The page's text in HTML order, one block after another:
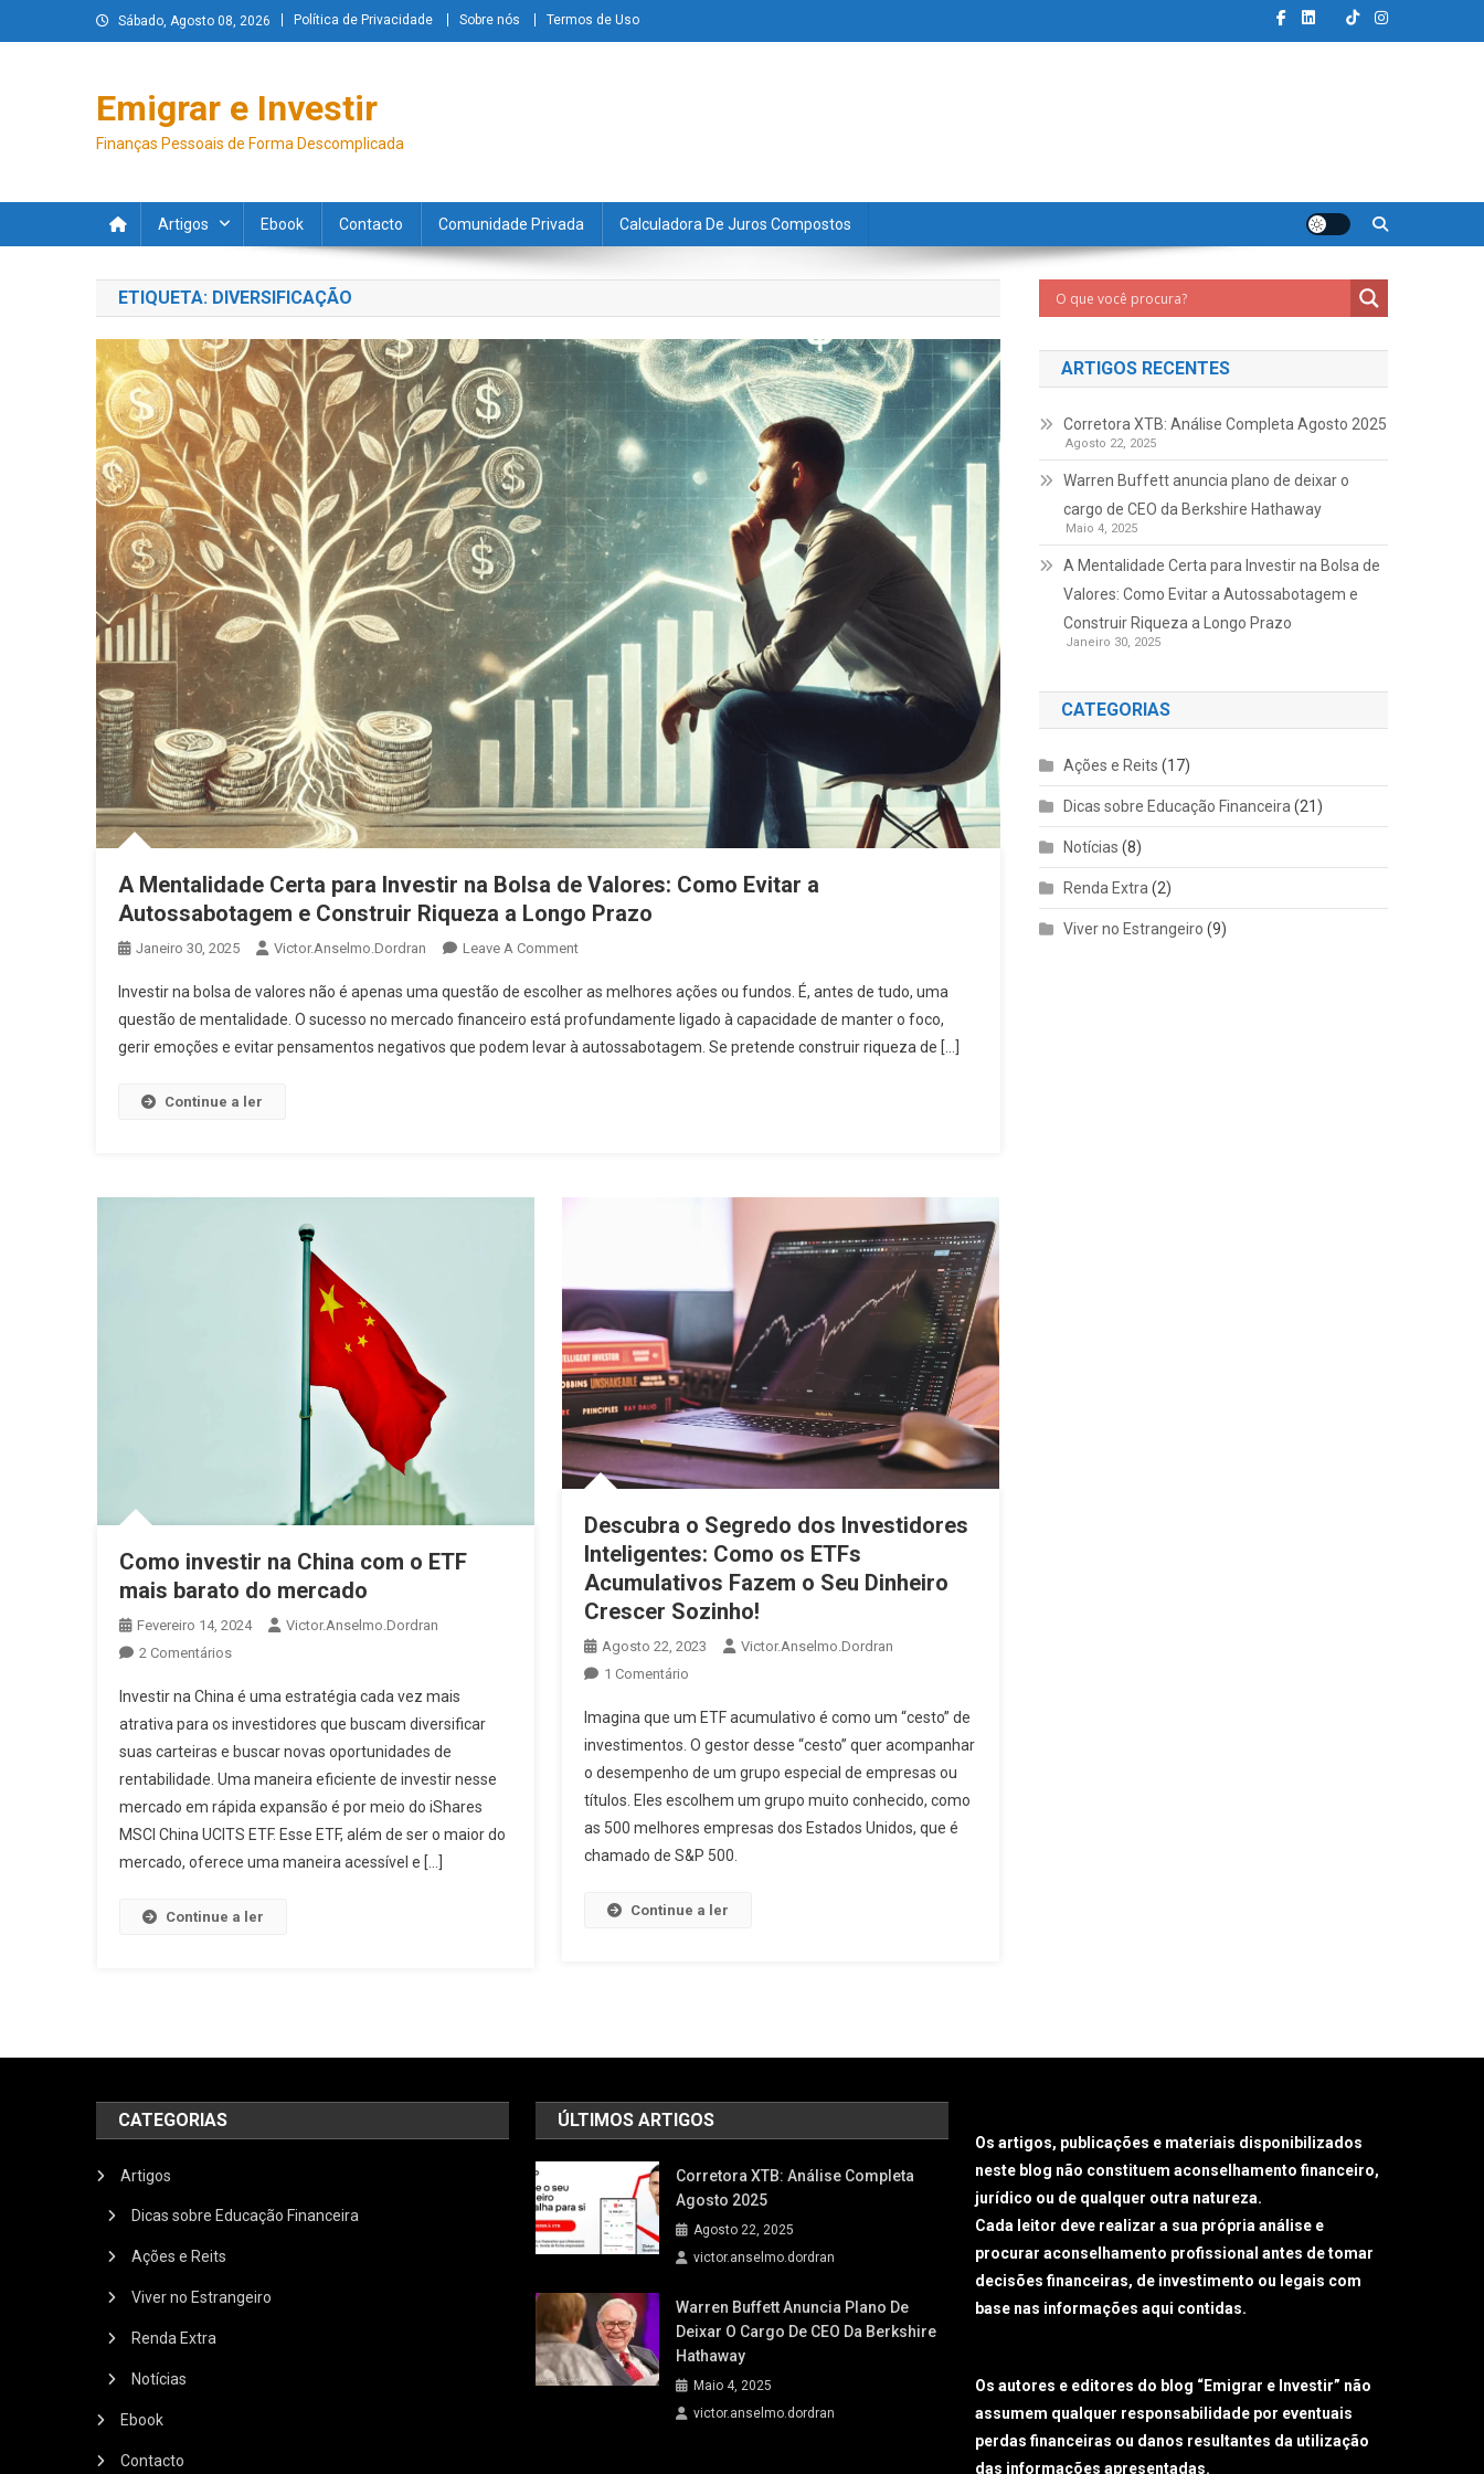
Sábado, Agosto 08, 2026 Política de Privacidade Sobre nós Termos de Uso
Emigrar e Investir
Finanças Pessoais de Forma Descomplicada
Artigos Ebook Contacto Comunidade Privada Calculadora De Juros Compostos
ETIQUETA: DIVERSIFICAÇÃO
A Mentalidade Certa para Investir na Bolsa de Valores: Como Evitar a
Autossabotagem e Construir Riqueza a Longo Prazo
Janeiro 30, 2025 Victor.anselmo.dordran Leave A Comment
Investir na bolsa de valores não é apenas uma questão de escolher as melhores ações ou fundos. É, antes de tudo, uma
questão de mentalidade. O sucesso no mercado financeiro está profundamente ligado à capacidade de manter o foco,
gerir emoções e evitar pensamentos negativos que podem levar à autossabotagem. Se pretende construir riqueza de […]
Continue a ler
Como investir na China com o ETF
mais barato do mercado
Fevereiro 14, 2024
Victor.anselmo.dordran
2 Comentários
Investir na China é uma estratégia cada vez mais
atrativa para os investidores que buscam diversificar
suas carteiras e buscar novas oportunidades de
rentabilidade. Uma maneira eficiente de investir nesse
mercado em rápida expansão é por meio do iShares
MSCI China UCITS ETF. Esse ETF, além de ser o maior do
mercado, oferece uma maneira acessível e […]
Continue a ler
Descubra o Segredo dos Investidores
Inteligentes: Como os ETFs
Acumulativos Fazem o Seu Dinheiro
Crescer Sozinho!
Agosto 22, 2023
Victor.anselmo.dordran
1 Comentário
Imagina que um ETF acumulativo é como um “cesto” de
investimentos. O gestor desse “cesto” quer acompanhar
o desempenho de um grupo especial de empresas ou
títulos. Eles escolhem um grupo muito conhecido, como
as 500 melhores empresas dos Estados Unidos, que é
chamado de S&P 500.
Continue a ler
ARTIGOS RECENTES
Corretora XTB: Análise Completa Agosto 2025
Agosto 22, 2025
Warren Buffett anuncia plano de deixar o
cargo de CEO da Berkshire Hathaway
Maio 4, 2025
A Mentalidade Certa para Investir na Bolsa de
Valores: Como Evitar a Autossabotagem e
Construir Riqueza a Longo Prazo
Janeiro 30, 2025
CATEGORIAS
Ações e Reits (17)
Dicas sobre Educação Financeira (21)
Notícias (8)
Renda Extra (2)
Viver no Estrangeiro (9)
CATEGORIAS
Artigos
Dicas sobre Educação Financeira
Ações e Reits
Viver no Estrangeiro
Renda Extra
Notícias
Ebook
Contacto
ÚLTIMOS ARTIGOS
Corretora XTB: Análise Completa
Agosto 2025
Agosto 22, 2025
victor.anselmo.dordran
Warren Buffett Anuncia Plano De
Deixar O Cargo De CEO Da Berkshire
Hathaway
Maio 4, 2025
victor.anselmo.dordran
Os artigos, publicações e materiais disponibilizados
neste blog não constituem aconselhamento financeiro,
jurídico ou de qualquer outra natureza.
Cada leitor deve realizar a sua própria análise e
procurar aconselhamento profissional antes de tomar
decisões financeiras, de investimento ou legais com
base nas informações aqui contidas.
Os autores e editores do blog “Emigrar e Investir” não
assumem qualquer responsabilidade por eventuais
perdas financeiras ou danos resultantes da utilização
das informações apresentadas.